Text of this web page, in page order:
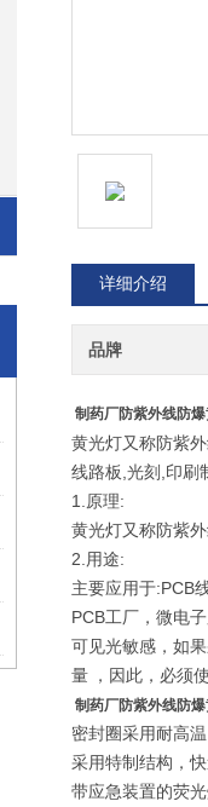
详细介绍
品牌
制药厂防紫外线防
黄光灯又称防紫
线路板,光刻,印刷
1.原理:
黄光灯又称防紫
2.用途:
主要应用于:PCB
PCB工厂，微电
可见光敏感，如
量 ，因此，必须
制药厂防紫外线防
密封圈采用耐高
采用特制结构，
带应急装置的荧